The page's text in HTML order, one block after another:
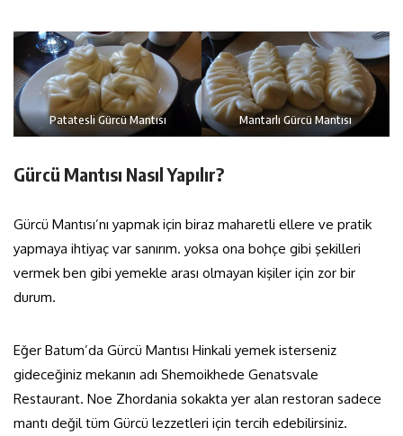
Patatesli Gürcü Mantısı Mantarlı Gürcü Mantısı
Gürcü Mantısı Nasıl Yapılır?
Gürcü Mantısı’nı yapmak için biraz maharetli ellere ve pratik
yapmaya ihtiyaç var sanırım. yoksa ona bohçe gibi şekilleri
vermek ben gibi yemekle arası olmayan kişiler için zor bir
durum.
Eğer Batum’da Gürcü Mantısı Hinkali yemek isterseniz
gideceğiniz mekanın adı Shemoikhede Genatsvale
Restaurant. Noe Zhordania sokakta yer alan restoran sadece
mantı değil tüm Gürcü lezzetleri için tercih edebilirsiniz.